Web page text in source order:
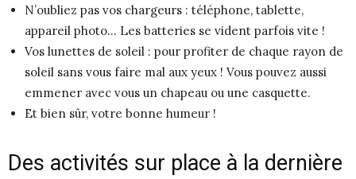
N’oubliez pas vos chargeurs : téléphone, tablette,
appareil photo… Les batteries se vident parfois vite !
Vos lunettes de soleil : pour profiter de chaque rayon de
soleil sans vous faire mal aux yeux ! Vous pouvez aussi
emmener avec vous un chapeau ou une casquette.
Et bien sûr, votre bonne humeur !
Des activités sur place à la dernière